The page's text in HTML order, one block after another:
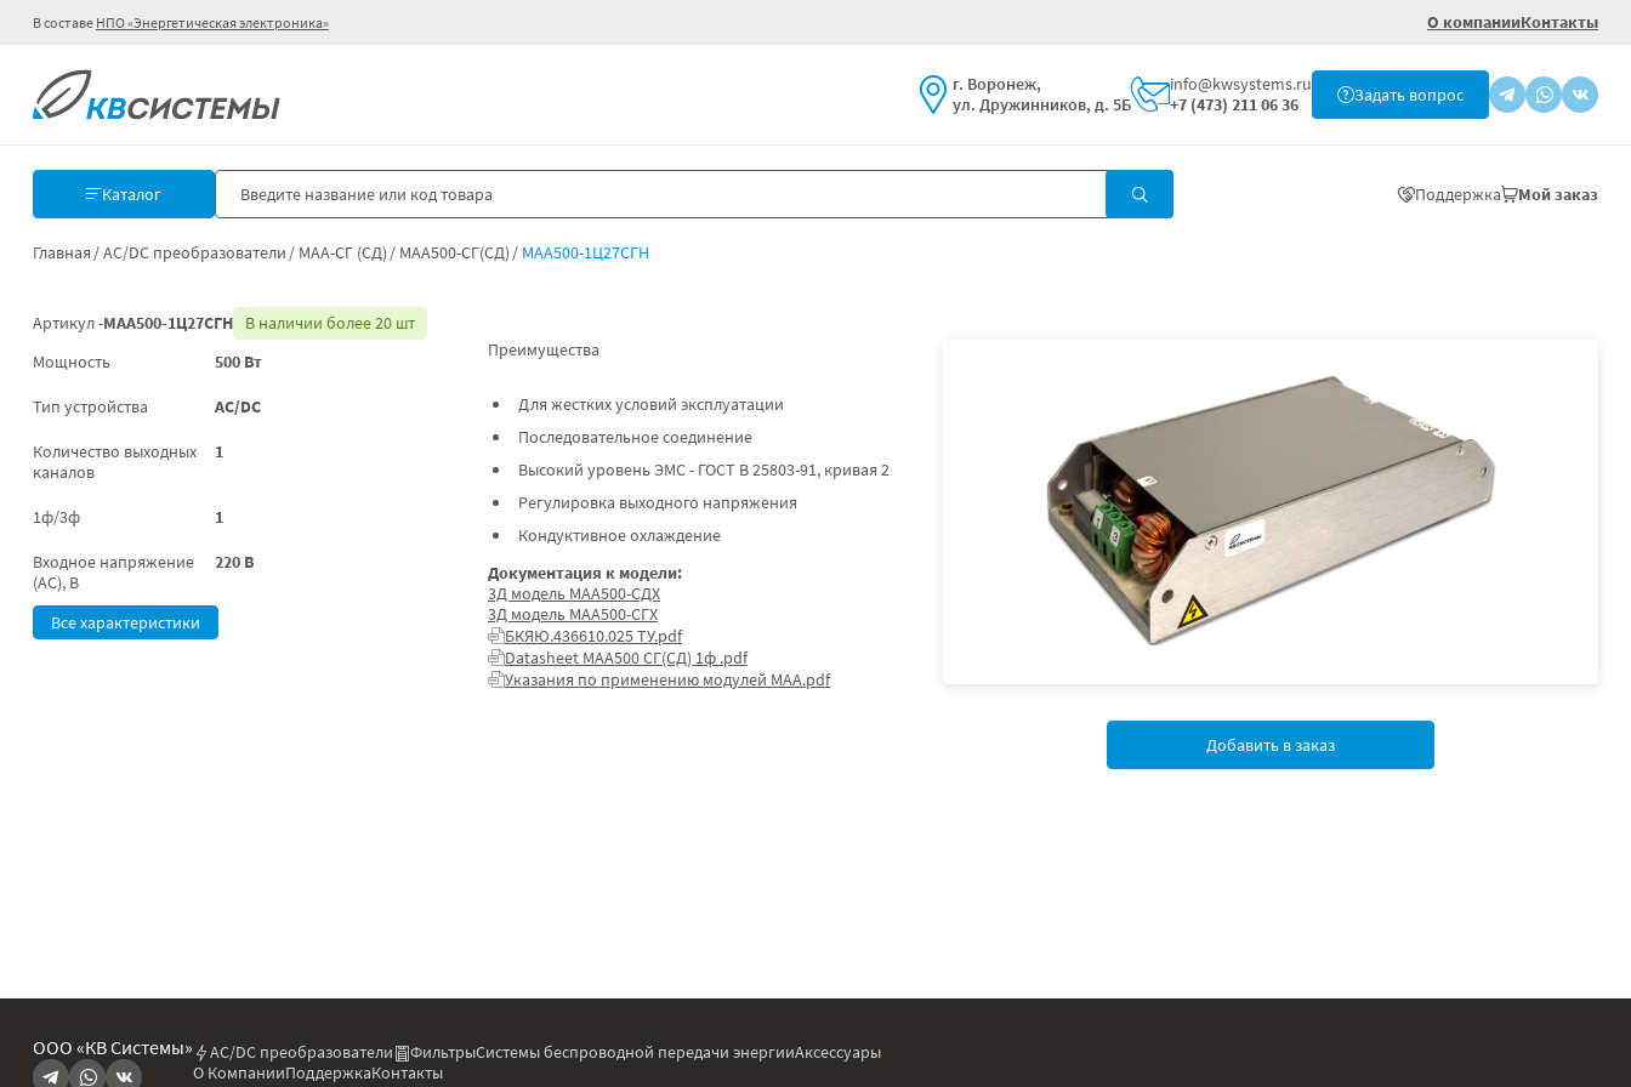
В составе НПО «Энергетическая электроника» О компанииКонтакты
г. Воронеж,
ул. Дружинников, д. 5Б
info@kwsystems.ru
+7 (473) 211 06 36
Задать вопрос
Каталог Поддержка Мой заказ
Главная AC/DC преобразователи МАА-СГ (СД) МАА500-СГ(СД) МАА500-1Ц27СГН
Артикул -МАА500-1Ц27СГН
В наличии более 20 шт
Мощность
500 Вт
Тип устройства AC/DC
Количество выходных
каналов
1
1ф/3ф 1
Входное напряжение
(AC), В
220 В
Все характеристики
Преимущества
Для жестких условий эксплуатации
Последовательное соединение
Высокий уровень ЭМС - ГОСТ В 25803-91, кривая 2
Регулировка выходного напряжения
Кондуктивное охлаждение
Документация к модели:
3Д модель МАА500-СДХ
3Д модель МАА500-СГХ
БКЯЮ.436610.025 ТУ.pdf
Datasheet МАА500 СГ(СД) 1ф .pdf
Указания по применению модулей МАА.pdf
Добавить в заказ
ООО «КВ Системы» AC/DC преобразователи ФильтрыСистемы беспроводной передачи энергииАксессуары
О КомпанииПоддержкаКонтакты